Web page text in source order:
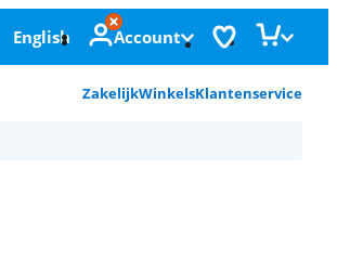
English Account
ZakelijkWinkelsKlantenservice